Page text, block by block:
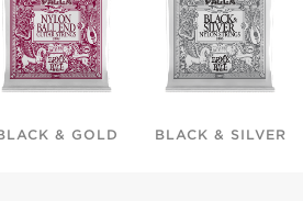
& GOLD BLACK & SILVER